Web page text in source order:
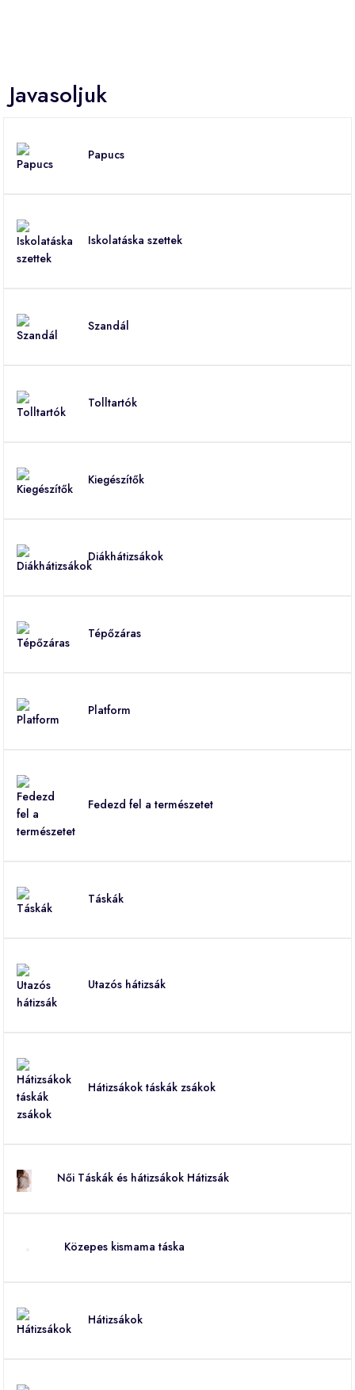
Javasoljuk
Papucs
Iskolatáska szettek
Szandál
Tolltartók
Kiegészítők
Diákhátizsákok
Tépőzáras
Platform
Fedezd fel a természetet
Táskák
Utazós hátizsák
Hátizsákok táskák zsákok
Női Táskák és hátizsákok Hátizsák
Közepes kismama táska
Hátizsákok